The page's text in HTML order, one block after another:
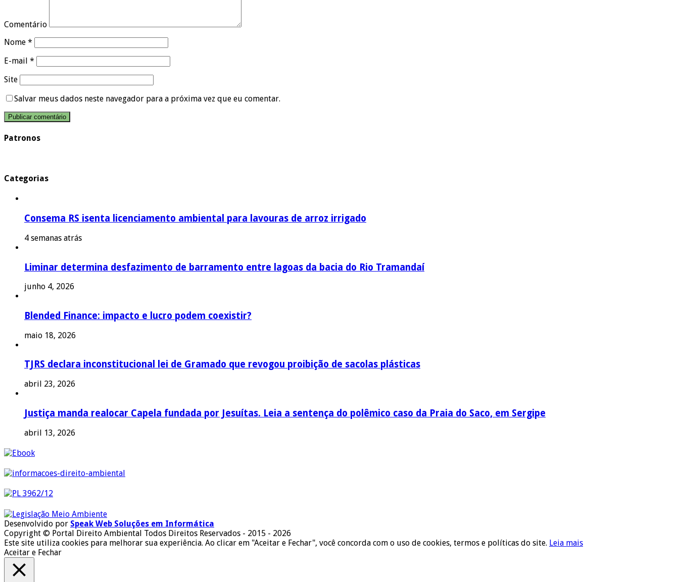
Comentário
Nome *
E-mail *
Site
Salvar meus dados neste navegador para a próxima vez que eu comentar.
Patronos
Categorias
Consema RS isenta licenciamento ambiental para lavouras de arroz irrigado
4 semanas atrás
Liminar determina desfazimento de barramento entre lagoas da bacia do Rio Tramandaí
junho 4, 2026
Blended Finance: impacto e lucro podem coexistir?
maio 18, 2026
TJRS declara inconstitucional lei de Gramado que revogou proibição de sacolas plásticas
abril 23, 2026
Justiça manda realocar Capela fundada por Jesuítas. Leia a sentença do polêmico caso da Praia do Saco, em Sergipe
abril 13, 2026
Desenvolvido por Speak Web Soluções em Informática
Copyright © Portal Direito Ambiental Todos Direitos Reservados - 2015 - 2026
Este site utiliza cookies para melhorar sua experiência. Ao clicar em "Aceitar e Fechar", você concorda com o uso de cookies, termos e políticas do site. Leia mais
Aceitar e Fechar